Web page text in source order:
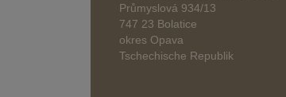
Průmyslová 934/13
747 23 Bolatice
okres Opava
Tschechische Republik